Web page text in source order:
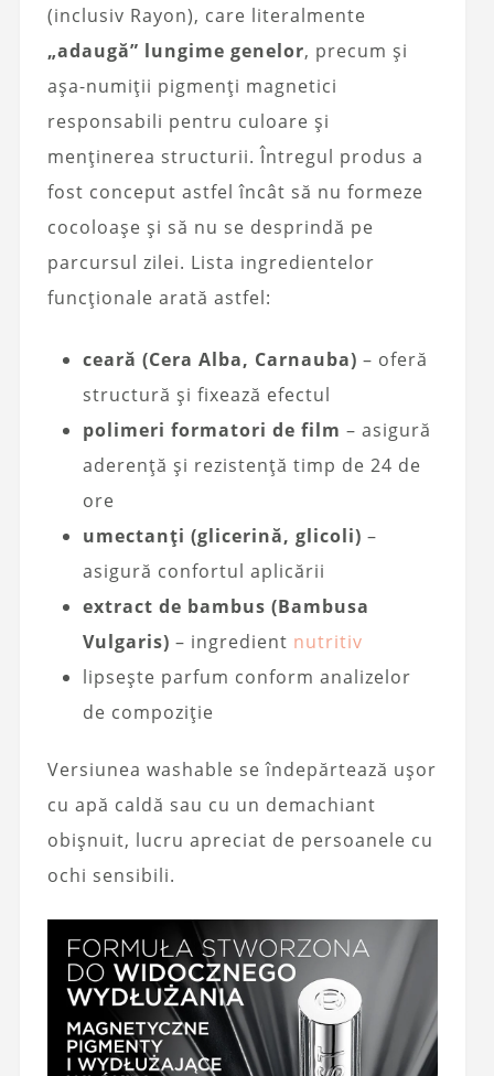
(inclusiv Rayon), care literalmente
„adaugă” lungime genelor, precum și
așa-numiții pigmenți magnetici
responsabili pentru culoare și
menținerea structurii. Întregul produs a
fost conceput astfel încât să nu formeze
cocoloașe și să nu se desprindă pe
parcursul zilei. Lista ingredientelor
funcționale arată astfel:
ceară (Cera Alba, Carnauba) – oferă
structură și fixează efectul
polimeri formatori de film – asigură
aderență și rezistență timp de 24 de
ore
umectanți (glicerină, glicoli) –
asigură confortul aplicării
extract de bambus (Bambusa
Vulgaris) – ingredient nutritiv
lipsește parfum conform analizelor
de compoziție
Versiunea washable se îndepărtează ușor
cu apă caldă sau cu un demachiant
obișnuit, lucru apreciat de persoanele cu
ochi sensibili.